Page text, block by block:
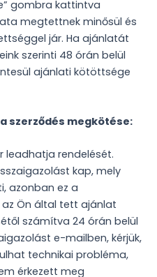
gombra kattintva
megtettnek minősül és
jár. Ha ajánlatát
szerinti 48 órán belül
ajánlati kötöttsége
szerződés megkötése:
leadhatja rendelését.
kap, mely
azonban ez a
Ön által tett ajánlat
számítva 24 órán belül
e-mailben, kérjük,
technikai probléma,
érkezett meg